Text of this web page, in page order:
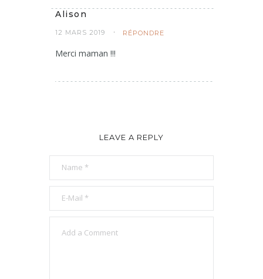
Alison
12 MARS 2019 RÉPONDRE
Merci maman !!!
LEAVE A REPLY